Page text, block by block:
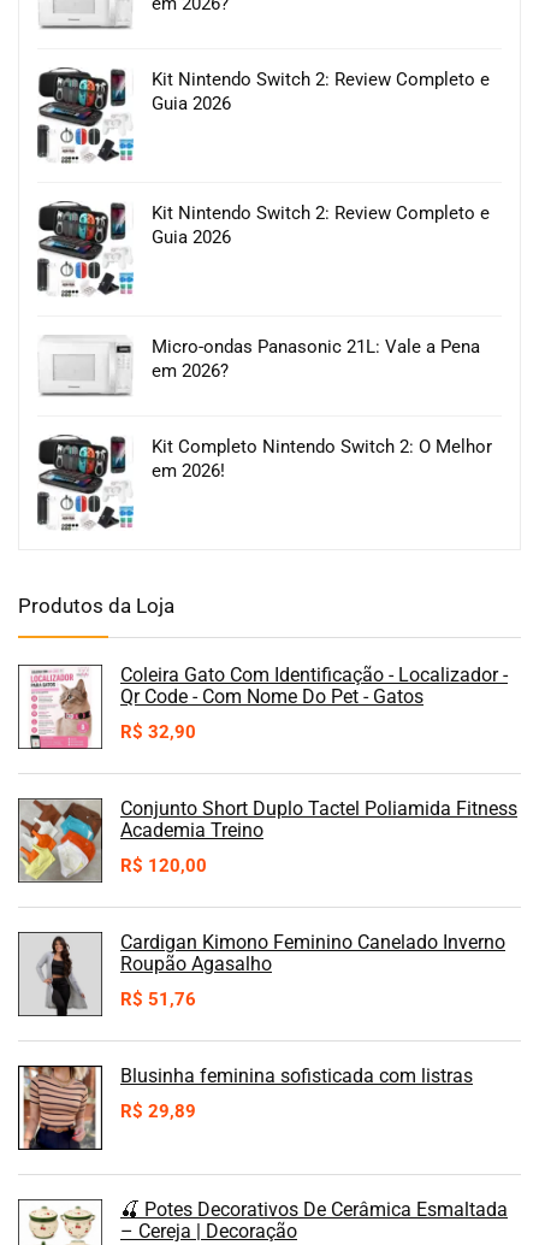
Kit Nintendo Switch 2: Review Completo e
Guia 2026
Kit Nintendo Switch 2: Review Completo e
Guia 2026
Micro-ondas Panasonic 21L: Vale a Pena
em 2026?
Kit Completo Nintendo Switch 2: O Melhor
em 2026!
Produtos da Loja
Coleira Gato Com Identificação - Localizador -
Qr Code - Com Nome Do Pet - Gatos
R$ 32,90
Conjunto Short Duplo Tactel Poliamida Fitness
Academia Treino
R$ 120,00
Cardigan Kimono Feminino Canelado Inverno
Roupão Agasalho
R$ 51,76
Blusinha feminina sofisticada com listras
R$ 29,89
🍒 Potes Decorativos De Cerâmica Esmaltada
– Cereja | Decoração